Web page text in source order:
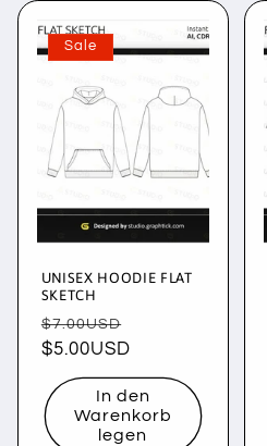
Sale
UNISEX HOODIE FLAT
SKETCH
Normaler
Preis
$7.00USD
$5.00USD
In den
Warenkorb
legen